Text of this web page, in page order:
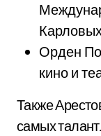
Орден
кино и
Также
самых